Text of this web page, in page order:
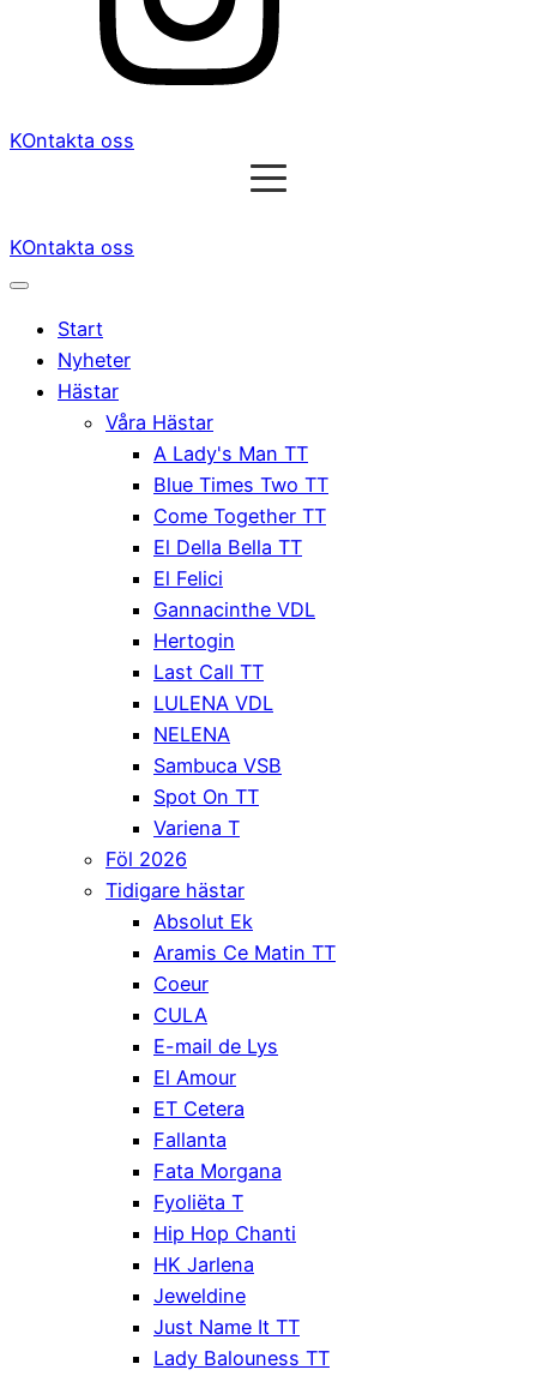
KOntakta oss
KOntakta oss
Start
Nyheter
Hästar
Våra Hästar
A Lady's Man TT
Blue Times Two TT
Come Together TT
El Della Bella TT
El Felici
Gannacinthe VDL
Hertogin
Last Call TT
LULENA VDL
NELENA
Sambuca VSB
Spot On TT
Variena T
Föl 2026
Tidigare hästar
Absolut Ek
Aramis Ce Matin TT
Coeur
CULA
E-mail de Lys
El Amour
ET Cetera
Fallanta
Fata Morgana
Fyoliëta T
Hip Hop Chanti
HK Jarlena
Jeweldine
Just Name It TT
Lady Balouness TT